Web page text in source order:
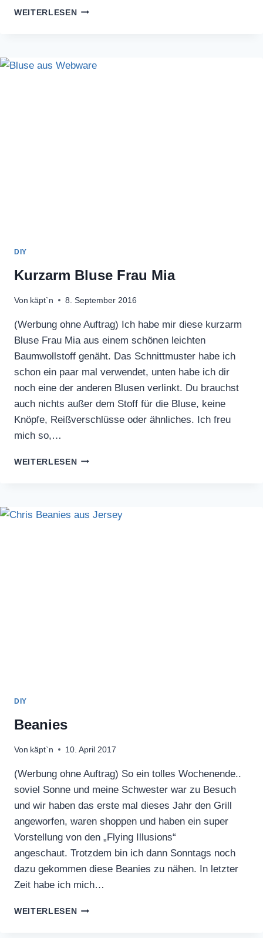
WEITERLESENBUTTONS
DIY
Kurzarm Bluse Frau Mia
Von käpt`n 8. September 2016
(Werbung ohne Auftrag) Ich habe mir diese kurzarm
Bluse Frau Mia aus einem schönen leichten
Baumwollstoff genäht. Das Schnittmuster habe ich
schon ein paar mal verwendet, unten habe ich dir
noch eine der anderen Blusen verlinkt. Du brauchst
auch nichts außer dem Stoff für die Bluse, keine
Knöpfe, Reißverschlüsse oder ähnliches. Ich freu
mich so,…
WEITERLESENKURZARM
DIY
Beanies
Von käpt`n 10. April 2017
(Werbung ohne Auftrag) So ein tolles Wochenende..
soviel Sonne und meine Schwester war zu Besuch
und wir haben das erste mal dieses Jahr den Grill
angeworfen, waren shoppen und haben ein super
Vorstellung von den „Flying Illusions“
angeschaut. Trotzdem bin ich dann Sonntags noch
dazu gekommen diese Beanies zu nähen. In letzter
Zeit habe ich mich…
WEITERLESENBEANIES